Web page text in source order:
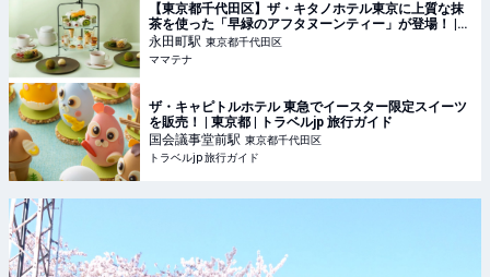
【東京都千代田区】ザ・キタノホテル東京に上質な抹
茶を使った「早緑のアフタヌーンティー」が登場！ |
ママテナ
永田町駅 東京都千代田区
ママテナ
ザ・キャピトルホテル 東急でイースター限定スイーツ
を販売！ | 東京都 | トラベルjp 旅行ガイド
国会議事堂前駅 東京都千代田区
トラベルjp 旅行ガイド